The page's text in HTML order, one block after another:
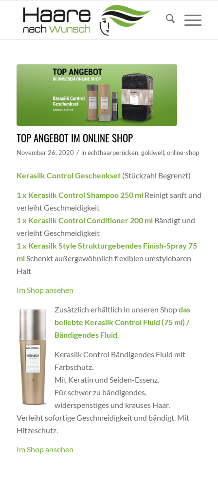
TOP ANGEBOT IM ONLINE SHOP
November 26, 2020 / inechthaarperücken, goldwell, online-shop
Kerasilk Control Geschenkset (Stückzahl Begrenzt)
1 x Kerasilk Control Shampoo 250 mlReinigt sanft und
verleiht Geschmeidigkeit
1 x Kerasilk Control Conditioner 200 mlBändigt und
verleiht Geschmeidigkeit
1 x Kerasilk Style Strukturgebendes Finish-Spray 75
mlSchenkt außergewöhnlich flexiblen umstylebaren
Halt
Im Shop ansehen
Zusätzlich erhältlich in unseren Shopdas
beliebte Kerasilk Control Fluid (75 ml) /
Bändigendes Fluid.
Kerasilk Control Bändigendes Fluid mit
Farbschutz.
Mit Keratin und Seiden-Essenz.
Für schwer zu bändigendes,
widerspenstiges und krauses Haar.
Verleiht sofortige Geschmeidigkeit und bändigt. Mit
Hitzeschutz.
Im Shop ansehen